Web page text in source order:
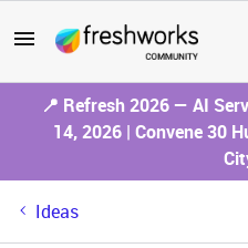
📍 Refresh 2026 — AI
14, 2026 | Convene 30
Ideas